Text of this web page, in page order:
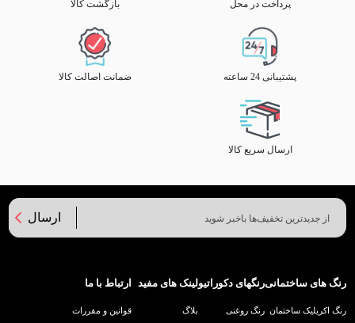
پرداخت در محل بازگشت کالا
پشتیبانی 24 ساعته ضمانت اصالت کالا
ارسال سریع کالا
ارسال
رنگ های ساختمانی
رنگ اکریلیک ساختمان
رنگهای دکوراتیو
رنگ روغنی
لینک های مفید
بلاگ
ارتباط با ما
قوانین و مقررات